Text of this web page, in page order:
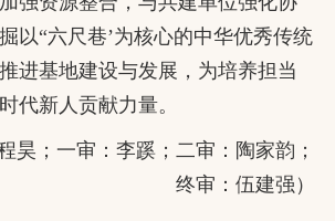
以“六尺巷’为核心的中华优秀传统
进基地建设与发展，为培养担当
代新人贡献力量。
昊；一审：李蹊；二审：陶家韵；
终审：伍建强）